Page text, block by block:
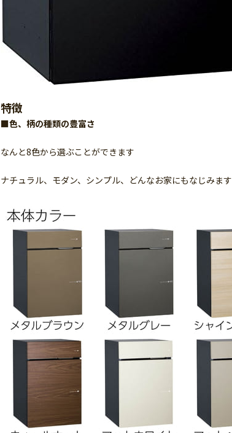
特徴
■色、柄の種類の豊富さ
なんと8色から選ぶことができます
ナチュラル、モダン、シンプル、どんなお家にもなじみます